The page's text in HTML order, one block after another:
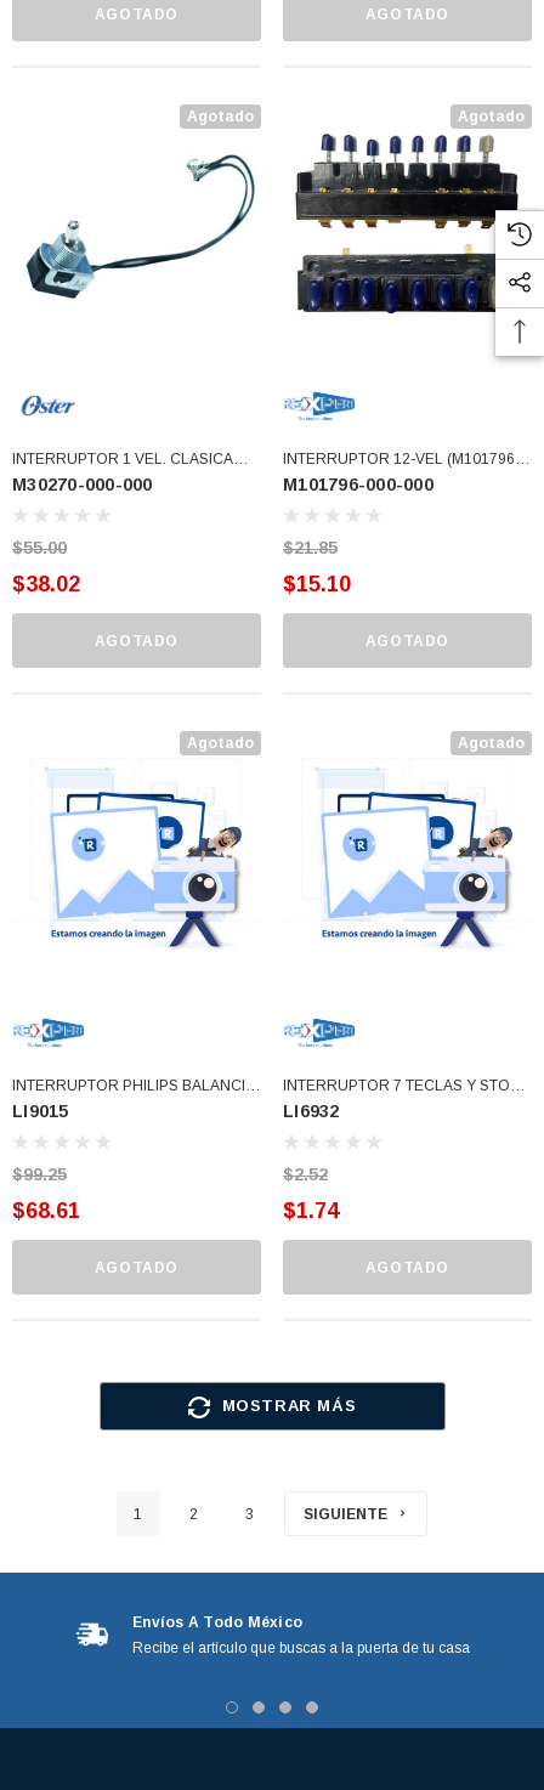
AGOTADO AGOTADO
Agotado
INTERRUPTOR 1 VEL. CLASICA
(M30270-000-000)
M30270-000-000
$55.00
$38.02
AGOTADO
Agotado
INTERRUPTOR 12-VEL (M101796-
000-000)
M101796-000-000
$21.85
$15.10
AGOTADO
Agotado
INTERRUPTOR PHILIPS BALANCIN
1 PASO (LI9015)
LI9015
$99.25
$68.61
AGOTADO
Agotado
INTERRUPTOR 7 TECLAS Y STOP
OSTER (LI6932)
LI6932
$2.52
$1.74
AGOTADO
MOSTRAR MÁS
1 2 3 SIGUIENTE
Envíos A Todo México
Recibe el artículo que buscas a la puerta de tu casa